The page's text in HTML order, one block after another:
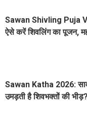
Sawan Shivling Puja
ऐसे करें शिवलिंग का पूजन,
Sawan Katha 2026:
उमड़ती है शिवभक्तों की